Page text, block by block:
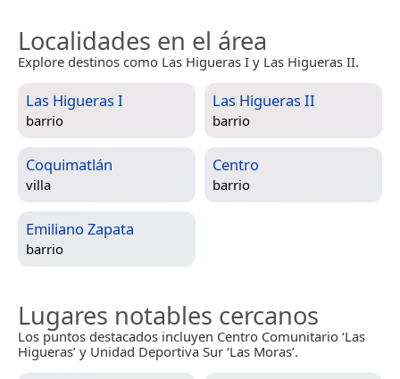
Localidades en el área
Explore destinos como Las Higueras I y Las Higueras II.
Las Higueras I
barrio
Las Higueras II
barrio
Coquimatlán
villa
Centro
barrio
Emiliano Zapata
barrio
Lugares notables cercanos
Los puntos destacados incluyen Centro Comunitario ‘Las
Higueras’ y Unidad Deportiva Sur ‘Las Moras’.